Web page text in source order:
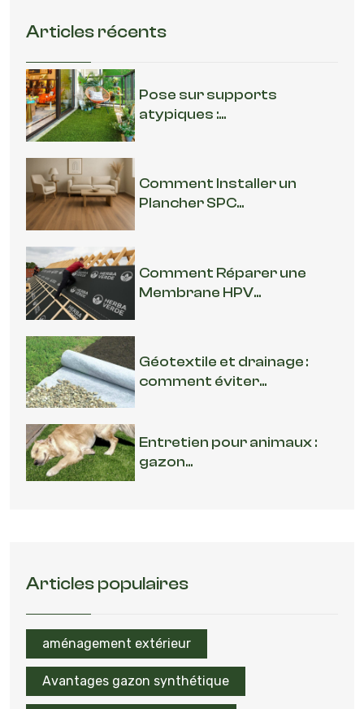
Articles récents
Pose sur supports
atypiques :...
Comment Installer un
Plancher SPC...
Comment Réparer une
Membrane HPV...
Géotextile et drainage :
comment éviter...
Entretien pour animaux :
gazon...
Articles populaires
aménagement extérieur
Avantages gazon synthétique